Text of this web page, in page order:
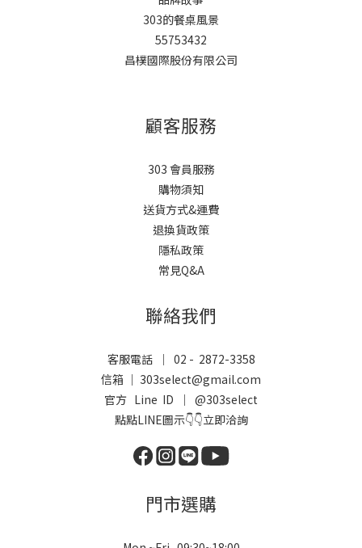
303的餐桌風景
55753432
昌樸國際股份有限公司
顧客服務
303 會員服務
購物須知
送貨方式&運費
退換貨政策
隱私政策
常見Q&A
聯絡我們
客服電話 ｜ 02 - 2872-3358
信箱 ｜ 303select@gmail.com
官方 Line ID ｜ @303select
點點LINE圖示👇👇立即洽詢
門市選購